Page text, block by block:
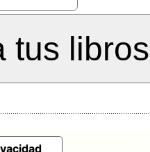
tus libros